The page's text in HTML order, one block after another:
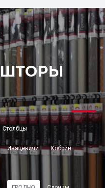
ШТОРЫ
Столбцы
Ивацевичи Кобрин